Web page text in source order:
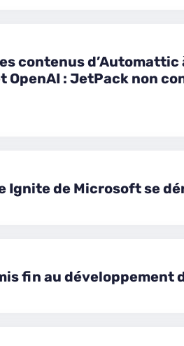
contenus d’Automattic
OpenAI : JetPack non
Ignite de Microsoft se
fin au développement